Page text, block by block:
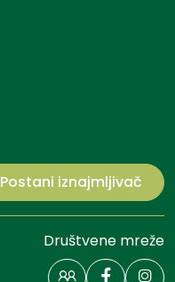
Postani iznajmljivač
Društvene mreže